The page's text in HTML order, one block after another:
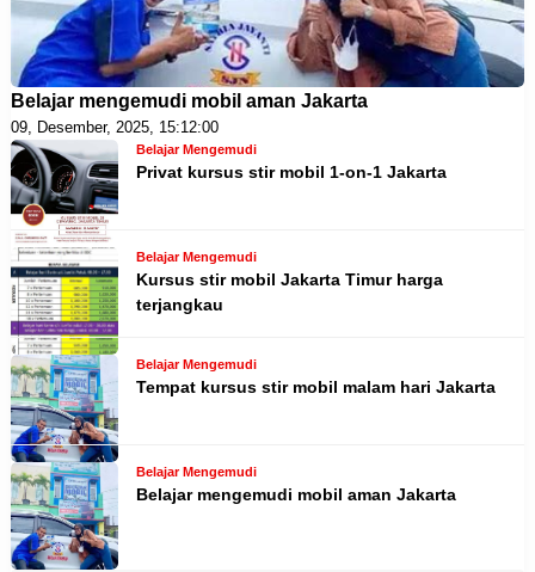
Belajar mengemudi mobil aman Jakarta
09, Desember, 2025, 15:12:00
Belajar Mengemudi
Privat kursus stir mobil 1-on-1 Jakarta
Belajar Mengemudi
Kursus stir mobil Jakarta Timur harga
terjangkau
Belajar Mengemudi
Tempat kursus stir mobil malam hari Jakarta
Belajar Mengemudi
Belajar mengemudi mobil aman Jakarta